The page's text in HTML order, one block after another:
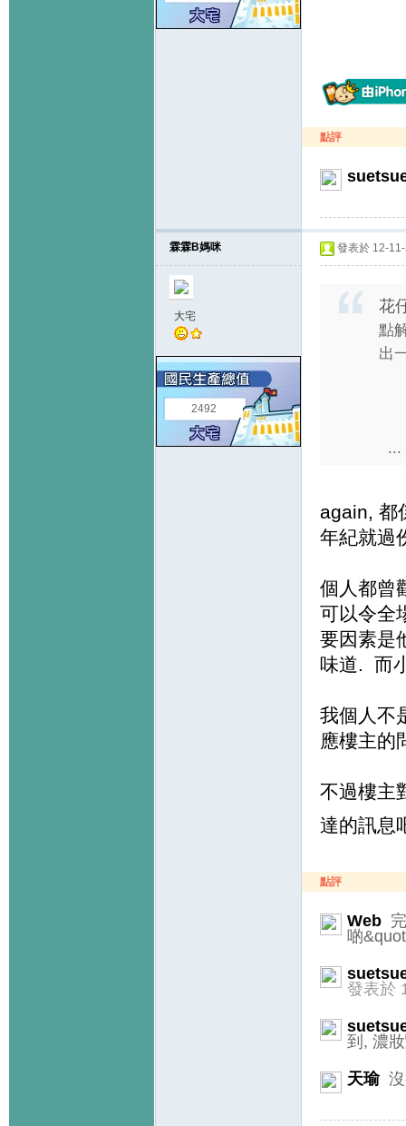
點評
霖霖B媽咪
大宅
2492
發表於 12-
花
點
出
...
again, 都
年紀就過
個人都曾
可以令全
要因素是
味道. 而
我個人不
應樓主的
不過樓主
達的訊息
點評
Web
啲
發表於
到, 濃
天瑜沒